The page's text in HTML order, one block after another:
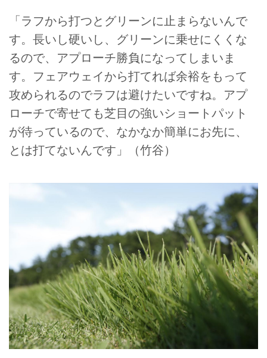
「ラフから打つとグリーンに止まらないんで
す。長いし硬いし、グリーンに乗せにくくな
るので、アプローチ勝負になってしまいま
す。フェアウェイから打てれば余裕をもって
攻められるのでラフは避けたいですね。アプ
ローチで寄せても芝目の強いショートパット
が待っているので、なかなか簡単にお先に、
とは打てないんです」（竹谷）